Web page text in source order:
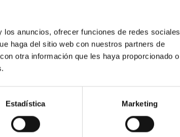
anuncios, ofrecer funciones de redes sociales
haga del sitio web con nuestros partners de
otra información que les haya proporcionado o
Estadística Marketing